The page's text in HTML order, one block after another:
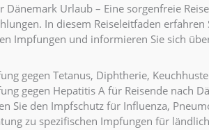
Dänemark Urlaub – Eine sorgenfreie
In diesem Reiseleitfaden
Impfungen und informieren Sie sich
gegen Tetanus, Diphtherie,
gegen Hepatitis A für Reisende nach
Sie den Impfschutz für Influenza,
zu spezifischen Impfungen für